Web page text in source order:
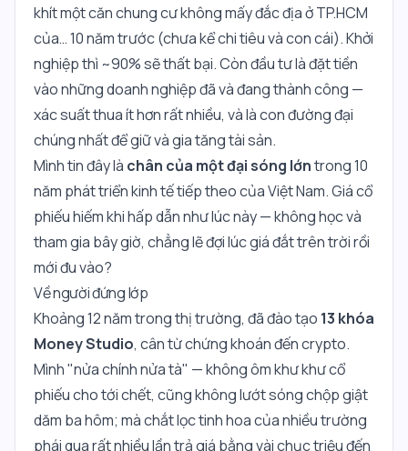
khít một căn chung cư không mấy đắc địa ở TP.HCM
của… 10 năm trước (chưa kể chi tiêu và con cái). Khởi
nghiệp thì ~90% sẽ thất bại. Còn đầu tư là đặt tiền
vào những doanh nghiệp đã và đang thành công —
xác suất thua ít hơn rất nhiều, và là con đường đại
chúng nhất để giữ và gia tăng tài sản.
Mình tin đây là chân của một đại sóng lớntrong 10
năm phát triển kinh tế tiếp theo của Việt Nam. Giá cổ
phiếu hiếm khi hấp dẫn như lúc này — không học và
tham gia bây giờ, chẳng lẽ đợi lúc giá đắt trên trời rồi
mới đu vào?
Về người đứng lớp
Khoảng 12 năm trong thị trường, đã đào tạo 13 khóa
Money Studio, cân từ chứng khoán đến crypto.
Mình "nửa chính nửa tà" — không ôm khư khư cổ
phiếu cho tới chết, cũng không lướt sóng chộp giật
dăm ba hôm; mà chắt lọc tinh hoa của nhiều trường
phái qua rất nhiều lần trả giá bằng vài chục triệu đến